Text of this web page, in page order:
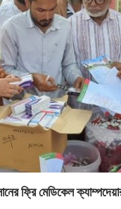
ফ্রি মেডিকেল